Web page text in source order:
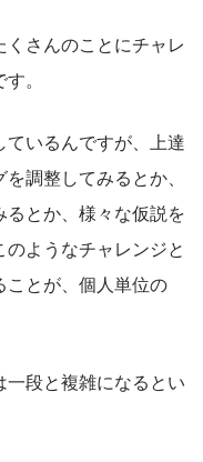
くさんのことにチャレ
。
いるんですが、上達
調整してみるとか、
とか、様々な仮説を
ようなチャレンジと
ことが、個人単位の
段と複雑になるとい